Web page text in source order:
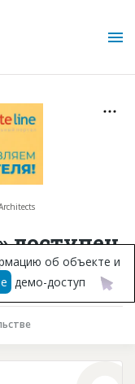
доступен
об объекте и
демо-доступ